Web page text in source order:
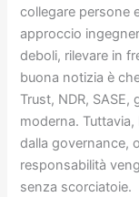
collegare persone
approccio
deboli, rilevare in
buona notizia è
Trust, NDR,
moderna. Tuttavia,
dalla governance,
responsabilità
senza scorciatoie.